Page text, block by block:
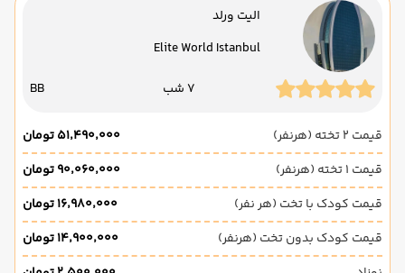
الیت ورلد
Elite World Istanbul
7 شب BB
قیمت 2 تخته (هرنفر)
۵۱٬۴۹۰٬۰۰۰ تومان
قیمت 1 تخته (هرنفر)
۹۰٬۰۶۰٬۰۰۰ تومان
قیمت کودک با تخت (هر نفر)
۱۶٬۹۸۰٬۰۰۰ تومان
قیمت کودک بدون تخت (هرنفر)
۱۴٬۹۰۰٬۰۰۰ تومان